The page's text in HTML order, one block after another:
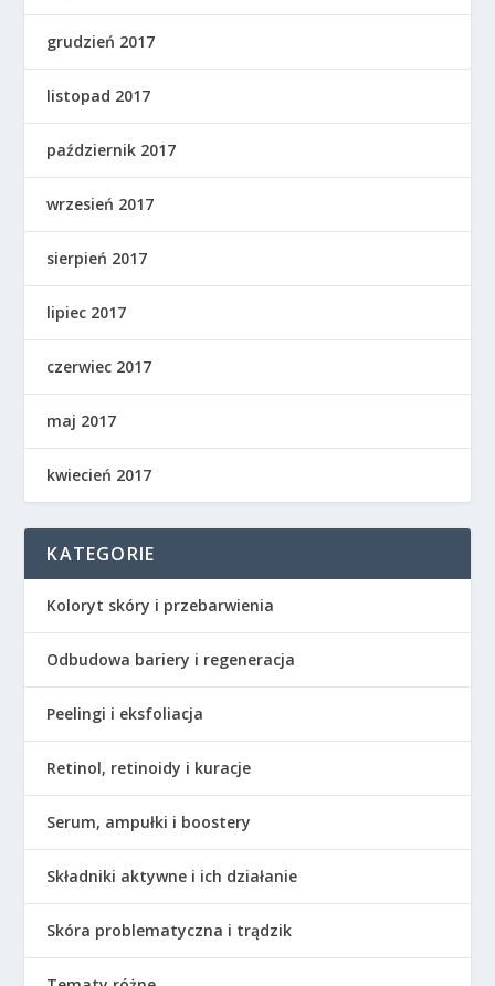
grudzień 2017
listopad 2017
październik 2017
wrzesień 2017
sierpień 2017
lipiec 2017
czerwiec 2017
maj 2017
kwiecień 2017
KATEGORIE
Koloryt skóry i przebarwienia
Odbudowa bariery i regeneracja
Peelingi i eksfoliacja
Retinol, retinoidy i kuracje
Serum, ampułki i boostery
Składniki aktywne i ich działanie
Skóra problematyczna i trądzik